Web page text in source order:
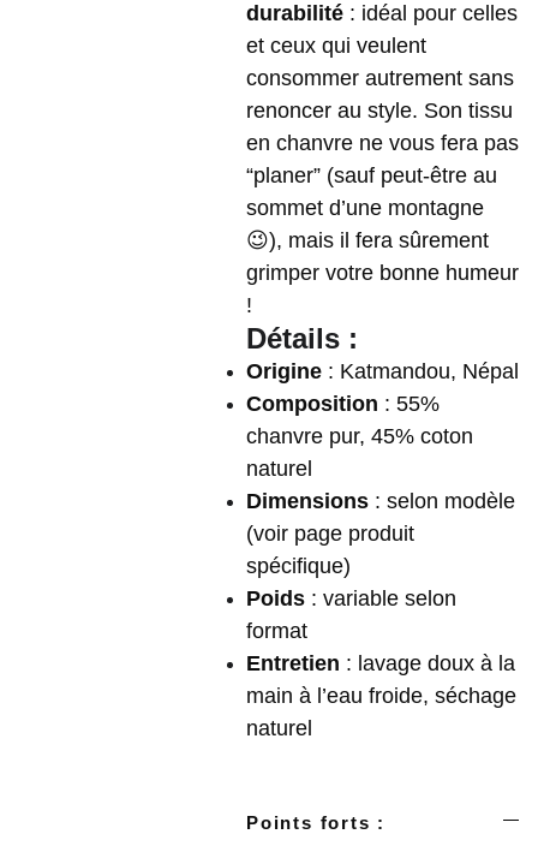
durabilité : idéal pour celles
et ceux qui veulent
consommer autrement sans
renoncer au style. Son tissu
en chanvre ne vous fera pas
“planer” (sauf peut-être au
sommet d’une montagne
😉), mais il fera sûrement
grimper votre bonne humeur
!
Détails :
Origine : Katmandou, Népal
Composition : 55%
chanvre pur, 45% coton
naturel
Dimensions : selon modèle
(voir page produit
spécifique)
Poids : variable selon
format
Entretien : lavage doux à la
main à l’eau froide, séchage
naturel
Points forts :